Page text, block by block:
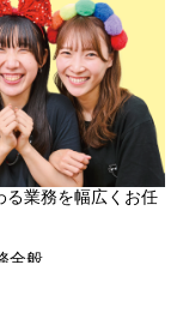
る業務を幅広くお任
全般